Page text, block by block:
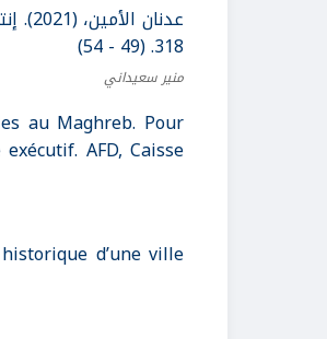
318. (49 - 54)
منير سعيداني
au Maghreb. Pour
AFD, Caisse
d’une ville